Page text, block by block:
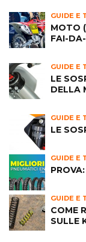
GUIDE E
MOTO
FAI-
GUIDE E
LE
DELLA
GUIDE E
LE
GUIDE E
GUIDE E
COME
SULLE